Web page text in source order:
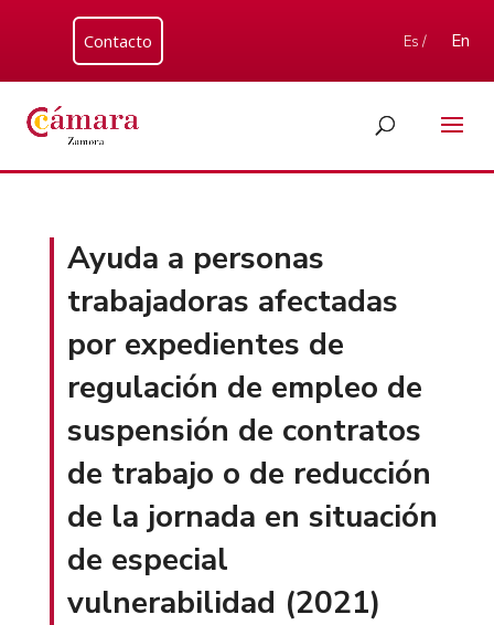
Contacto Es / En
Ayuda a personas
trabajadoras afectadas
por expedientes de
regulación de empleo de
suspensión de contratos
de trabajo o de reducción
de la jornada en situación
de especial
vulnerabilidad (2021)